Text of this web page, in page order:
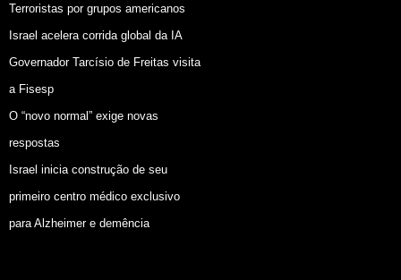
Terroristas por grupos americanos
Israel acelera corrida global da IA
Governador Tarcísio de Freitas visita
a Fisesp
O “novo normal” exige novas
respostas
Israel inicia construção de seu
primeiro centro médico exclusivo
para Alzheimer e demência